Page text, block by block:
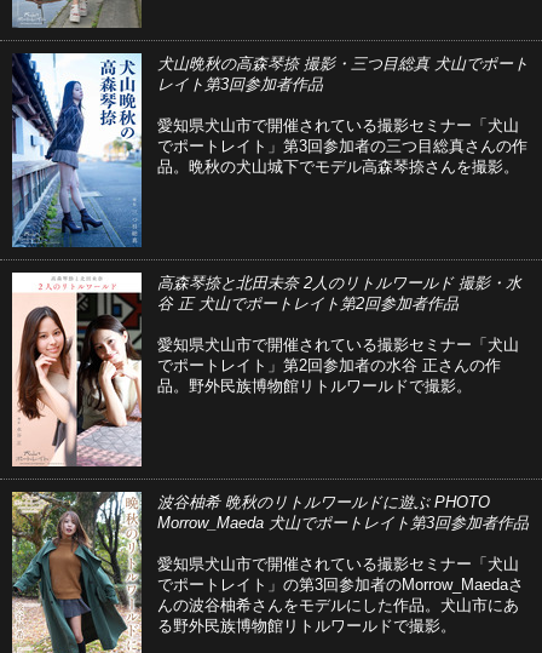
犬山晩秋の高森琴捺 撮影・三つ目総真 犬山でポート
レイト第3回参加者作品
愛知県犬山市で開催されている撮影セミナー「犬山
でポートレイト」第3回参加者の三つ目総真さんの作
品。晩秋の犬山城下でモデル高森琴捺さんを撮影。
高森琴捺と北田未奈 2人のリトルワールド 撮影・水
谷 正 犬山でポートレイト第2回参加者作品
愛知県犬山市で開催されている撮影セミナー「犬山
でポートレイト」第2回参加者の水谷 正さんの作
品。野外民族博物館リトルワールドで撮影。
波谷柚希 晩秋のリトルワールドに遊ぶ PHOTO
Morrow_Maeda 犬山でポートレイト第3回参加者作品
愛知県犬山市で開催されている撮影セミナー「犬山
でポートレイト」の第3回参加者のMorrow_Maedaさ
んの波谷柚希さんをモデルにした作品。犬山市にあ
る野外民族博物館リトルワールドで撮影。